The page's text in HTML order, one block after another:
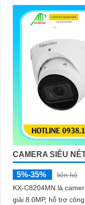
CAMERA SIÊU
5%-35%
liên hệ
KX-C8204MN là
giải 8.0MP, hỗ trợ công